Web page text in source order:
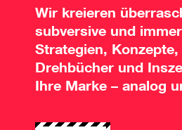
Wir kreieren
subversive und
Strategien, Konzepte,
Drehbücher und
Ihre Marke – analog